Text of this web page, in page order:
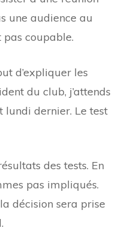
une audience au
pas coupable.
d’expliquer les
du club, j’attends
lundi dernier. Le test
des tests. En
pas impliqués.
décision sera prise